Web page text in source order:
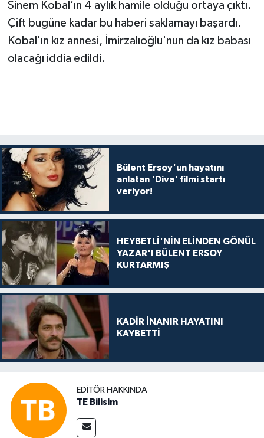
Sinem Kobal’ın 4 aylık hamile olduğu ortaya çıktı.
Çift bugüne kadar bu haberi saklamayı başardı.
Kobal'ın kız annesi, İmirzalıoğlu'nun da kız babası
olacağı iddia edildi.
Bülent Ersoy'un hayatını
anlatan 'Diva' filmi startı
veriyor!
HEYBETLİ'NİN ELİNDEN GÖNÜL
YAZAR'I BÜLENT ERSOY
KURTARMIŞ
KADİR İNANIR HAYATINI
KAYBETTİ
EDITÖR HAKKINDA
TE Bilisim